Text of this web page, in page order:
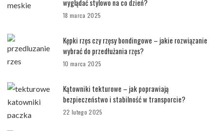
wyglądać stylowo na co dzień?
18 marca 2025
Kępki rzęs czy rzęsy bondingowe – jakie rozwiązanie
wybrać do przedłużania rzęs?
10 marca 2025
Kątowniki tekturowe – jak poprawiają
bezpieczeństwo i stabilność w transporcie?
22 lutego 2025